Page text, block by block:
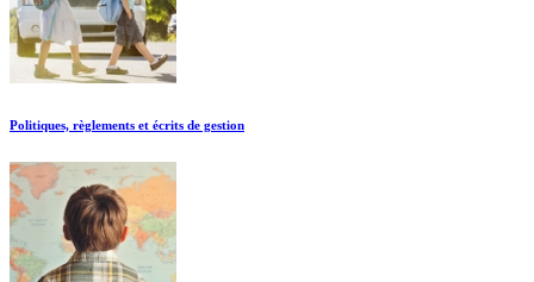
Politiques, règlements et écrits de gestion